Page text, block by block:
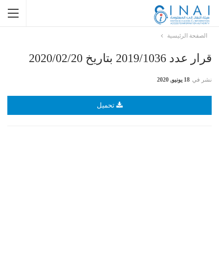
الصفحة الرئيسية
قرار عدد 2019/1036 بتاريخ 2020/02/20
نشر في 18 يونيو, 2020
تحميل